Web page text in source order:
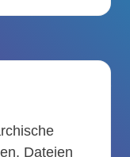
Dateien